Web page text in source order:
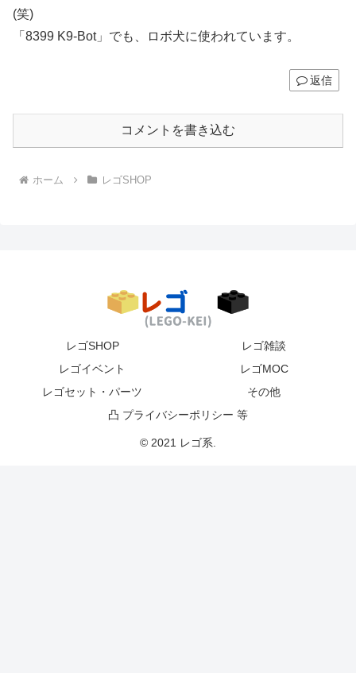
(笑)
「8399 K9-Bot」でも、ロボ犬に使われています。
返信
コメントを書き込む
ホーム レゴSHOP
レゴSHOP
レゴ雑談
レゴイベント
レゴMOC
レゴセット・パーツ
その他
凸 プライバシーポリシー 等
© 2021 レゴ系.